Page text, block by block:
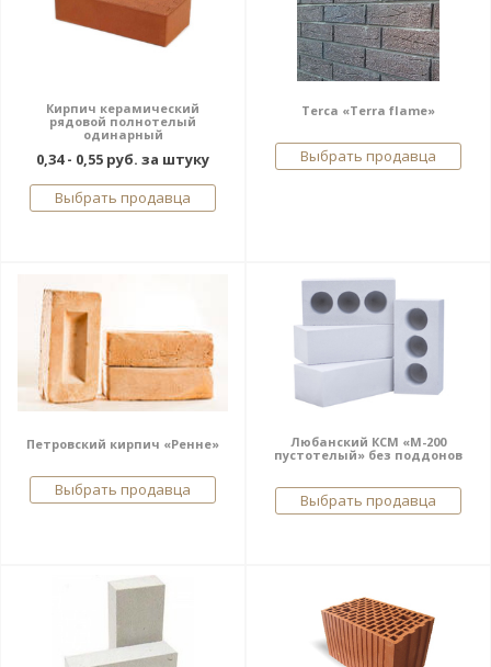
Кирпич керамический
рядовой полнотелый
одинарный
0,34 - 0,55 руб. за штуку
Выбрать продавца
Terca «Terra flame»
Выбрать продавца
Петровский кирпич «Ренне»
Выбрать продавца
Любанский КСМ «М-200
пустотелый» без поддонов
Выбрать продавца